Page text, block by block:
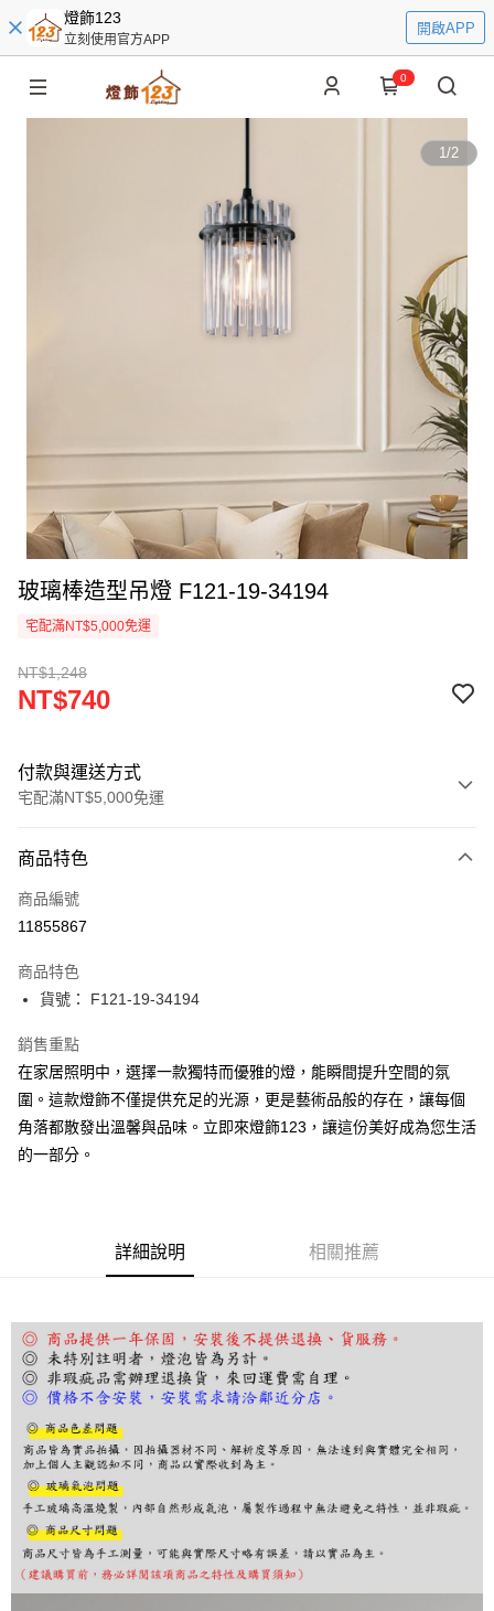
燈飾123
立刻使用官方APP
開啟APP
0
1/2
玻璃棒造型吊燈 F121-19-34194
宅配滿NT$5,000免運
NT$1,248
NT$740
付款與運送方式
宅配滿NT$5,000免運
信用卡一次付款
LINE Pay
街口支付
悠遊付
Google Pay
全盈+PAY
AFTEE先享後付
【「AFTEE先享後付」結帳流程】
１．於結帳方式選擇「AFTEE先享後付」後，將跳轉至「AFTEE先享後付」
結帳頁面，進行簡訊認證並確認金額後，即可完成結帳。
２．訂單成立數日內，您將收到繳費通知簡訊。
３．收到繳費通知簡訊後14天內，點擊此簡訊中的連結，可透過四大超商／
ATM／網路銀行／等多元方式進行付款，方視為交易完成。
※ 請注意：結帳手續完成當下不需立刻繳費，但若您需要取消訂單，請聯絡
購買商品的店家。未經商家同意取消之訂單仍視為有效，需透過AFTEE先享
後付繳納相關費用。
※ 交易是否成功請以「AFTEE先享後付 」之結帳頁面顯示為準，若有關於
是否繳費成功／繳費後需取消欲退款等相關疑問，請聯繫「AFTEE先享後付
客戶支援中心」
https://netprotections.freshdesk.com/support/home
每筆NT$180，滿NT$5,000(含以上)免運費
商品特色
商品編號
11855867
商品特色
貨號： F121-19-34194
銷售重點
在家居照明中，選擇一款獨特而優雅的燈，能瞬間提升空間的氛
圍。這款燈飾不僅提供充足的光源，更是藝術品般的存在，讓每個
角落都散發出溫馨與品味。立即來燈飾123，讓這份美好成為您生活
的一部分。
詳細說明 相關推薦